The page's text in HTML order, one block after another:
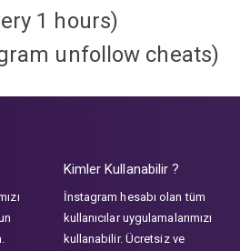
1 hours)
unfollow cheats)
Kimler Kullanabilir ?
İnstagram hesabı olan tüm
kullanıcılar uygulamalarımızı
kullanabilir. Ücretsiz ve